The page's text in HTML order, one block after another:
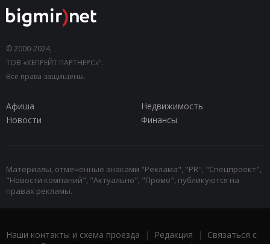
© 2000-2024,
ТОВ «КЕПРЕЙТ ПАРТНЕРС»".
Все права защищены.
Афиша
Недвижимость
Новости
Финансы
Материалы, отмеченные знаками "Реклама", "PR", "Спецпроект",
"Новости компаний", "Актуально", "Промо", публикуются на
правах рекламы.
Наши контакты и схема проезда | Редакция | Связаться с